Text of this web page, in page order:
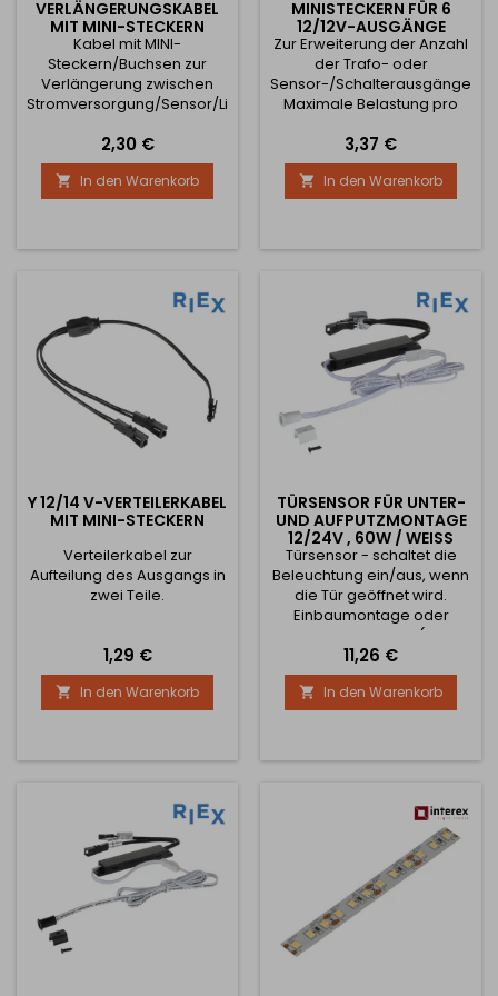
VERLÄNGERUNGSKABEL
MIT MINI-STECKERN
Kabel mit MINI-
Steckern/Buchsen zur
Verlängerung zwischen
Stromversorgung/Sensor/Licht.
kann man es zum Beispiel
verwenden, um mehrere
Teile von LED-Streifen zu
verbinden (dank der
erhaltenen MINI-Stecker
Preis
2,30 €
 In den Warenkorb
MINISTECKERN FÜR 6
12/12V-AUSGÄNGE
Zur Erweiterung der Anzahl
der Trafo- oder
Sensor-/Schalterausgänge.
Maximale Belastung pro
Gesamtbelastung max. 60
W. 1,8 m Kabel mit MINI-
Stecker für einfachen
Anschluss.
Preis
3,37 €
 In den Warenkorb
Y 12/14 V-VERTEILERKABEL
MIT MINI-STECKERN
Verteilerkabel zur
Aufteilung des Ausgangs in
zwei Teile.
Preis
1,29 €
 In den Warenkorb
TÜRSENSOR FÜR UNTER-
UND AUFPUTZMONTAGE
12/24V , 60W / WEISS
Türsensor - schaltet die
Beleuchtung ein/aus, wenn
die Tür geöffnet wird.
Einbaumontage oder
Aufbaumontage (mit
Halterung). Die Reichweite
(ca. 6 cm) wird durch die
Farbe der Tür beeinflusst,
dunkle, matte Dekore
Reflexionsvermögen und
für einfachen Anschluss.
Preis
11,26 €
 In den Warenkorb